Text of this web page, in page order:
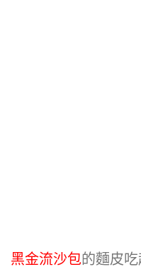
黑金流沙包的麵皮